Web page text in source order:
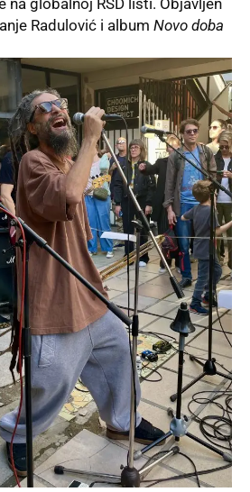
na globalnoj RSD listi. Objavljen
Radulović i album Novo doba